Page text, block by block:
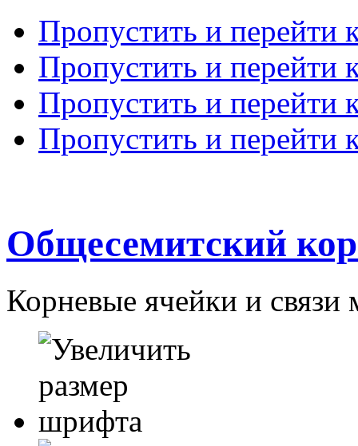
Пропустить и перейти
Пропустить и перейти
Пропустить и перейти
Пропустить и перейти
Общесемитский
Корневые ячейки и